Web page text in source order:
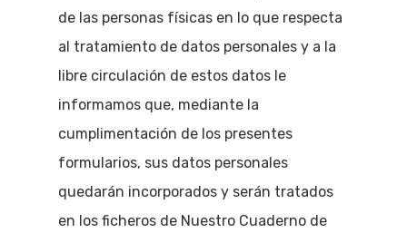
de las personas físicas en lo que respecta
al tratamiento de datos personales y a la
libre circulación de estos datos le
informamos que, mediante la
cumplimentación de los presentes
formularios, sus datos personales
quedarán incorporados y serán tratados
en los ficheros de Nuestro Cuaderno de